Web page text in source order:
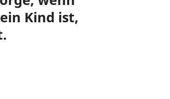
Kind ist,